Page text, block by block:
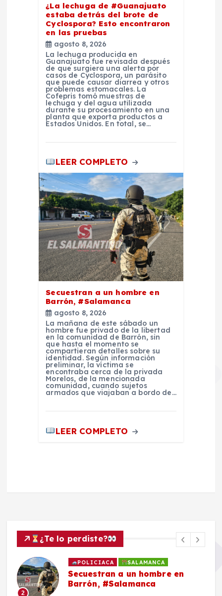
¿La lechuga de #Guanajuato
estaba detrás del brote de
Cyclospora? Esto encontraron
en las pruebas
agosto 8, 2026
La lechuga producida en
Guanajuato fue revisada después
de que surgiera una alerta por
casos de Cyclospora, un parásito
que puede causar diarrea y otros
problemas estomacales. La
Cofepris tomó muestras de
lechuga y del agua utilizada
durante su procesamiento en una
planta que exporta productos a
Estados Unidos. En total, se…
LEER COMPLETO
Secuestran a un hombre en
Barrón, #Salamanca
agosto 8, 2026
La mañana de este sábado un
hombre fue privado de la libertad
en la comunidad de Barrón, sin
que hasta el momento se
compartieran detalles sobre su
identidad. Según información
preliminar, la víctima se
encontraba cerca de la privada
Morelos, de la mencionada
comunidad, cuando sujetos
armados que viajaban a bordo de…
LEER COMPLETO
¿Te lo perdiste?
2
POLICIACA SALAMANCA
Secuestran a un hombre en
Barrón, #Salamanca